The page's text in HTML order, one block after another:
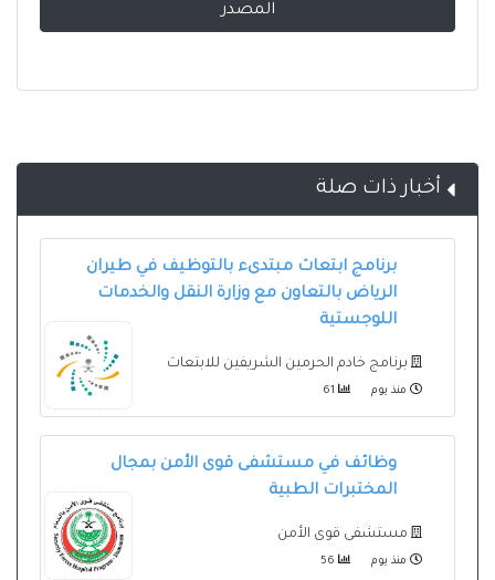
المصدر
أخبار ذات صلة
برنامج ابتعاث مبتدىء بالتوظيف في طيران
الرياض بالتعاون مع وزارة النقل والخدمات
اللوجستية
برنامج خادم الحرمين الشريفين للابتعاث
منذ يوم
وظائف في مستشفى قوى الأمن بمجال
المختبرات الطبية
مستشفى قوى الأمن
منذ يوم